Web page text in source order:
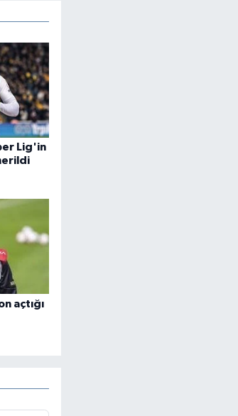
Lig'in
açtığı